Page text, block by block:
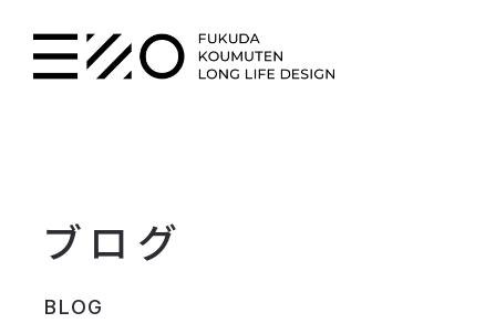
ブログ
BLOG